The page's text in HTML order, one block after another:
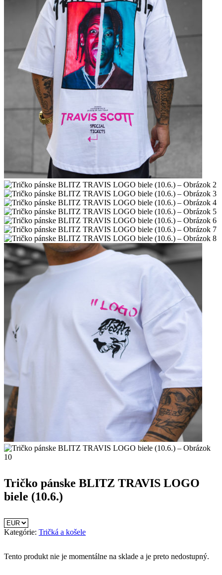
Tričko pánske BLITZ TRAVIS LOGO
biele (10.6.)
Kategórie: Tričká a košele
Tento produkt nie je momentálne na sklade a je preto nedostupný.